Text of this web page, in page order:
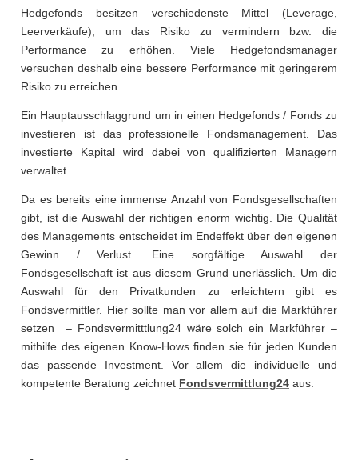
Hedgefonds besitzen verschiedenste Mittel (Leverage,
Leerverkäufe), um das Risiko zu vermindern bzw. die
Performance zu erhöhen. Viele Hedgefondsmanager
versuchen deshalb eine bessere Performance mit geringerem
Risiko zu erreichen.
Ein Hauptausschlaggrund um in einen Hedgefonds / Fonds zu
investieren ist das professionelle Fondsmanagement. Das
investierte Kapital wird dabei von qualifizierten Managern
verwaltet.
Da es bereits eine immense Anzahl von Fondsgesellschaften
gibt, ist die Auswahl der richtigen enorm wichtig. Die Qualität
des Managements entscheidet im Endeffekt über den eigenen
Gewinn / Verlust. Eine sorgfältige Auswahl der
Fondsgesellschaft ist aus diesem Grund unerlässlich. Um die
Auswahl für den Privatkunden zu erleichtern gibt es
Fondsvermittler. Hier sollte man vor allem auf die Markführer
setzen – Fondsvermitttlung24 wäre solch ein Markführer –
mithilfe des eigenen Know-Hows finden sie für jeden Kunden
das passende Investment. Vor allem die individuelle und
kompetente Beratung zeichnet Fondsvermittlung24 aus.